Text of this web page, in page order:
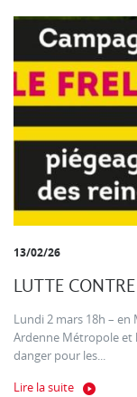
13/02/26
LUTTE
Lundi 2 mars 18h – en
Ardenne Métropole et
danger pour les...
Lire la suite